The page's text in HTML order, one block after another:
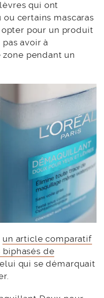
qui ont
certains mascaras
opter pour un produit
pas avoir à
zone pendant un
un article comparatif
de
qui se démarquait